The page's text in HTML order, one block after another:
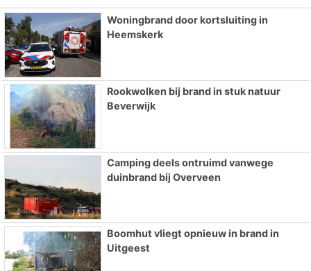
Woningbrand door kortsluiting in
Heemskerk
Rookwolken bij brand in stuk natuur
Beverwijk
Camping deels ontruimd vanwege
duinbrand bij Overveen
Boomhut vliegt opnieuw in brand in
Uitgeest